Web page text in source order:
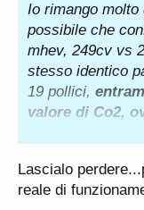
Io rimango molto
possibile che
mhev, 249cv vs
stesso identico
19 pollici,
valore di Co2,
Lascialo
reale di